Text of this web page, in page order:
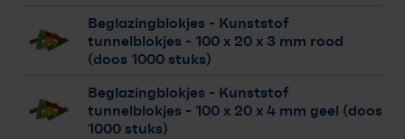
Beglazingblokjes - Kunststof
tunnelblokjes - 100 x 20 x 3 mm rood
(doos 1000 stuks)
Beglazingblokjes - Kunststof
tunnelblokjes - 100 x 20 x 4 mm geel (doos
1000 stuks)